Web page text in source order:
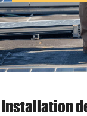
Installation